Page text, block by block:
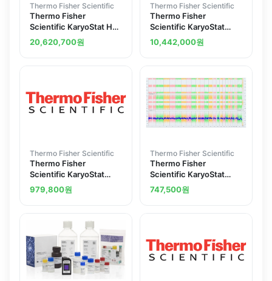
Thermo Fisher Scientific
Thermo Fisher
Scientific KaryoStat HD
Assay
20,620,700원
Thermo Fisher Scientific
Thermo Fisher
Scientific KaryoStat
Assay
10,442,000원
Thermo Fisher Scientific
Thermo Fisher
Scientific KaryoStat
with Cell ID Assay
Service
979,800원
Thermo Fisher Scientific
Thermo Fisher
Scientific KaryoStat
Genetic Stability Assay
Service
747,500원